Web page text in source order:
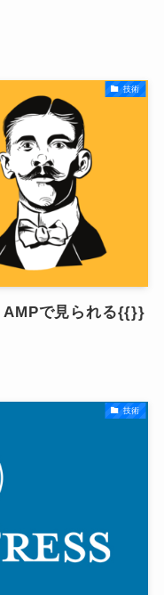
技術
AMPで見られる{{}}
技術